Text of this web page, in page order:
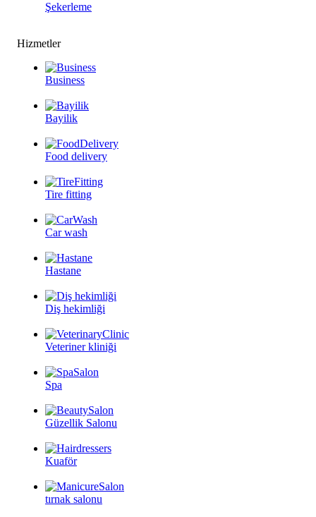
Şekerleme
Hizmetler
Business
Bayilik
Food delivery
Tire fitting
Car wash
Hastane
Diş hekimliği
Veteriner kliniği
Spa
Güzellik Salonu
Kuaför
tırnak salonu